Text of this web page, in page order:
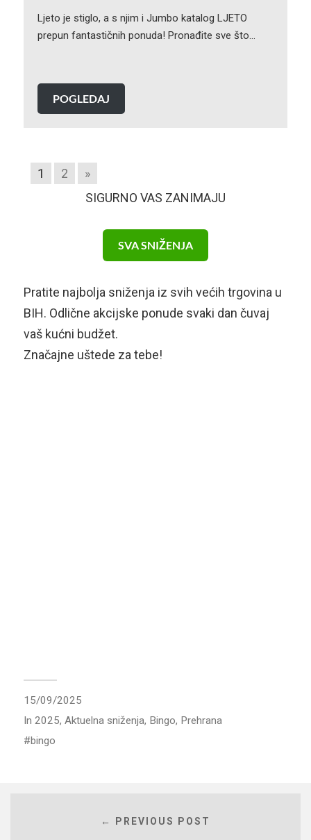
Ljeto je stiglo, a s njim i Jumbo katalog LJETO
prepun fantastičnih ponuda! Pronađite sve što…
POGLEDAJ
1 2
»
SIGURNO VAS ZANIMAJU
SVA SNIŽENJA
Pratite najbolja sniženja iz svih većih trgovina u
BIH. Odlične akcijske ponude svaki dan čuvaj
vaš kućni budžet.
Značajne uštede za tebe!
15/09/2025
In 2025, Aktuelna sniženja, Bingo, Prehrana
bingo
← PREVIOUS POST